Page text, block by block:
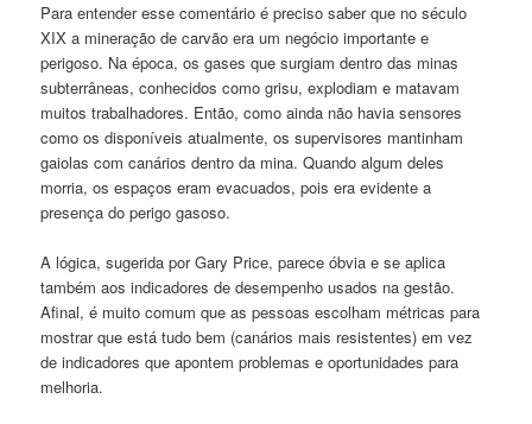
Para entender esse comentário é preciso saber que no século
XIX a mineração de carvão era um negócio importante e
perigoso. Na época, os gases que surgiam dentro das minas
subterrâneas, conhecidos como grisu, explodiam e matavam
muitos trabalhadores. Então, como ainda não havia sensores
como os disponíveis atualmente, os supervisores mantinham
gaiolas com canários dentro da mina. Quando algum deles
morria, os espaços eram evacuados, pois era evidente a
presença do perigo gasoso.
A lógica, sugerida por Gary Price, parece óbvia e se aplica
também aos indicadores de desempenho usados na gestão.
Afinal, é muito comum que as pessoas escolham métricas para
mostrar que está tudo bem (canários mais resistentes) em vez
de indicadores que apontem problemas e oportunidades para
melhoria.